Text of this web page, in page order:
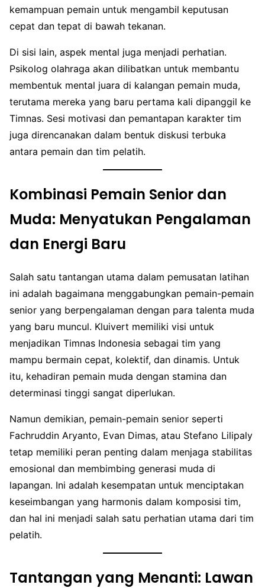
kemampuan pemain untuk mengambil keputusan
cepat dan tepat di bawah tekanan.
Di sisi lain, aspek mental juga menjadi perhatian.
Psikolog olahraga akan dilibatkan untuk membantu
membentuk mental juara di kalangan pemain muda,
terutama mereka yang baru pertama kali dipanggil ke
Timnas. Sesi motivasi dan pemantapan karakter tim
juga direncanakan dalam bentuk diskusi terbuka
antara pemain dan tim pelatih.
Kombinasi Pemain Senior dan
Muda: Menyatukan Pengalaman
dan Energi Baru
Salah satu tantangan utama dalam pemusatan latihan
ini adalah bagaimana menggabungkan pemain-pemain
senior yang berpengalaman dengan para talenta muda
yang baru muncul. Kluivert memiliki visi untuk
menjadikan Timnas Indonesia sebagai tim yang
mampu bermain cepat, kolektif, dan dinamis. Untuk
itu, kehadiran pemain muda dengan stamina dan
determinasi tinggi sangat diperlukan.
Namun demikian, pemain-pemain senior seperti
Fachruddin Aryanto, Evan Dimas, atau Stefano Lilipaly
tetap memiliki peran penting dalam menjaga stabilitas
emosional dan membimbing generasi muda di
lapangan. Ini adalah kesempatan untuk menciptakan
keseimbangan yang harmonis dalam komposisi tim,
dan hal ini menjadi salah satu perhatian utama dari tim
pelatih.
Tantangan yang Menanti: Lawan